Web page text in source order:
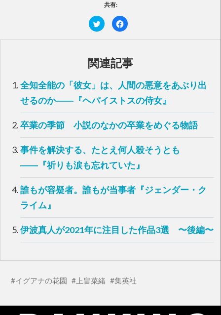
共有:
ク
リ
ク
T
w
i
t
e
で
共
有
新
し
ウ
ィ
ン
ウ
で
開
ま
す
F
a
e
o
k
で
有
す
に
は
ク
ッ
ク
て
く
だ
い
(
新
い
ウ
ウ
開
き
ま
関連記事
全知全能の「彼女」は、人間の悪意をあぶり出
せるのか――『ヘパイストスの侍女』
卒業の季節 小説のなかの卒業をめぐる物語
事件を解決する、たとえ何人殺そうとも
――『祈りも涙も忘れていた』
誰もが容疑者。誰もが当事者『ジェンダー・ク
ライム』
伊波真人が2021年に注目した作品3選 〜後編〜
イグアナの花園 上畠菜緒 集英社